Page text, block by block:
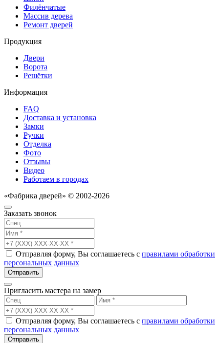
Филёнчатые
Массив дерева
Ремонт дверей
Продукция
Двери
Ворота
Решётки
Информация
FAQ
Доставка и установка
Замки
Ручки
Отделка
Фото
Отзывы
Видео
Работаем в городах
«Фабрика дверей» © 2002-2026
Заказать звонок
Отправляя форму, Вы соглашаетесь с правилами обработки
персональных данных
Отправить
Пригласить мастера на замер
Отправляя форму, Вы соглашаетесь с правилами обработки
персональных данных
Отправить